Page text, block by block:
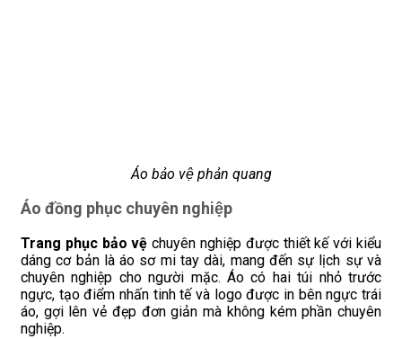
Áo bảo vệ phản quang
Áo đồng phục chuyên nghiệp
Trang phục bảo vệ chuyên nghiệp được thiết kế với kiểu
dáng cơ bản là áo sơ mi tay dài, mang đến sự lịch sự và
chuyên nghiệp cho người mặc. Áo có hai túi nhỏ trước
ngực, tạo điểm nhấn tinh tế và logo được in bên ngực trái
áo, gợi lên vẻ đẹp đơn giản mà không kém phần chuyên
nghiệp.